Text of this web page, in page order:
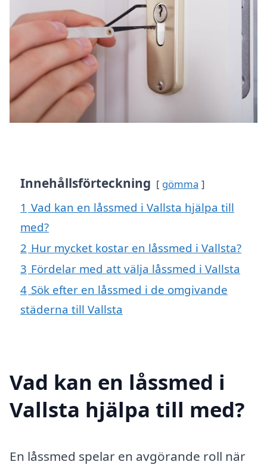
Innehållsförteckning gömma
1 Vad kan en låssmed i Vallsta hjälpa till
med?
2 Hur mycket kostar en låssmed i Vallsta?
3 Fördelar med att välja låssmed i Vallsta
4 Sök efter en låssmed i de omgivande
städerna till Vallsta
Vad kan en låssmed i
Vallsta hjälpa till med?
En låssmed spelar en avgörande roll när